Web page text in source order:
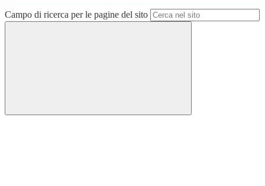
Campo di ricerca per le pagine del sito